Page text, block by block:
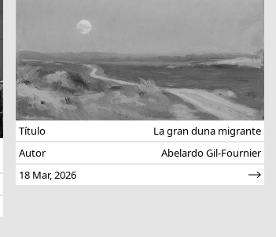
Título
La gran duna migrante
Autor
Abelardo Gil-Fournier
18 Mar, 2026